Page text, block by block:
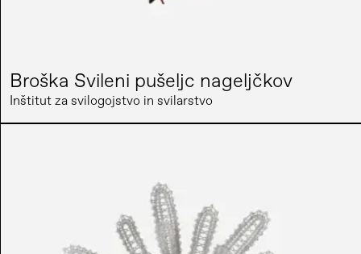
Broška Svileni pušeljc nageljčkov
Inštitut za svilogojstvo in svilarstvo